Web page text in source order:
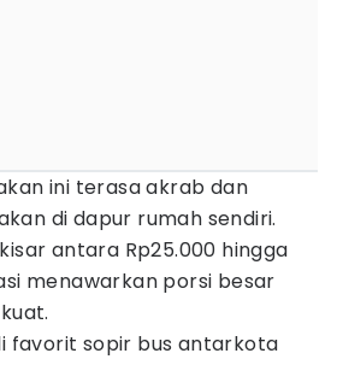
ini terasa akrab dan
di dapur rumah sendiri.
antara Rp25.000 hingga
menawarkan porsi besar
favorit sopir bus antarkota